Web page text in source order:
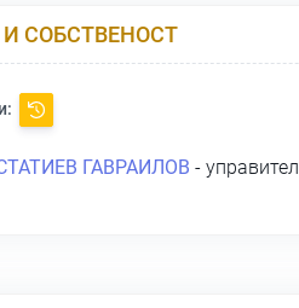
СОБСТВЕНОСТ
ГАВРАИЛОВ - управител